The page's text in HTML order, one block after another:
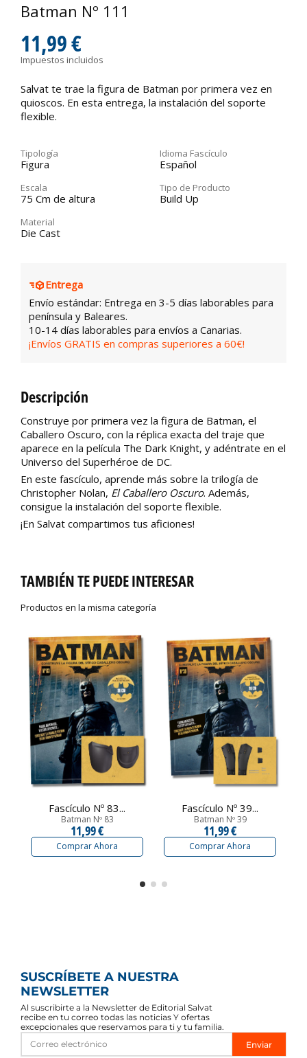
Batman Nº 111
11,99 €
Impuestos incluidos
Salvat te trae la figura de Batman por primera vez en
quioscos. En esta entrega, la instalación del soporte
flexible.
Tipología
Figura
Idioma Fascículo
Español
Escala
75 Cm de altura
Tipo de Producto
Build Up
Material
Die Cast
Entrega
Envío estándar: Entrega en 3-5 días laborables para
península y Baleares.
10-14 días laborables para envíos a Canarias.
¡Envíos GRATIS en compras superiores a 60€!
Descripción
Construye por primera vez la figura de Batman, el
Caballero Oscuro, con la réplica exacta del traje que
aparece en la película The Dark Knight, y adéntrate en el
Universo del Superhéroe de DC.
En este fascículo, aprende más sobre la trilogía de
Christopher Nolan, El Caballero Oscuro. Además,
consigue la instalación del soporte flexible.
¡En Salvat compartimos tus aficiones!
TAMBIÉN TE PUEDE INTERESAR
Productos en la misma categoría
Fascículo Nº 83...
Batman Nº 83
11,99 €
Comprar Ahora
Fascículo Nº 39...
Batman Nº 39
11,99 €
Comprar Ahora
SUSCRÍBETE A NUESTRA
NEWSLETTER
Al suscribirte a la Newsletter de Editorial Salvat
recibe en tu correo todas las noticias Y ofertas
excepcionales que reservamos para ti y tu familia.
Enviar